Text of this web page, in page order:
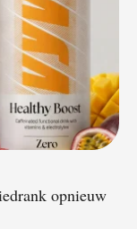
opnieuw